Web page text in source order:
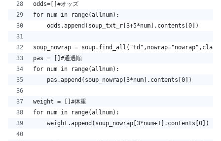
odds=[]#オッズ
for num in range(allnum):
    odds.append(soup_txt_r[3+5*num].contents[0])
soup_nowrap =
pas = []#通過順
for num in range(allnum):
    pas.append(soup_nowrap[3*num].contents[0])
weight = []#体重
for num in range(allnum):
    weight.append(soup_nowrap[3*num+1].contents[0])